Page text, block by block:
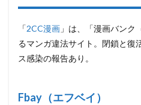
「2CC漫画 」は、「漫画バンク
るマンガ違法サイト。閉鎖と復
ス感染の報告あり。
Fbay（エフベイ）